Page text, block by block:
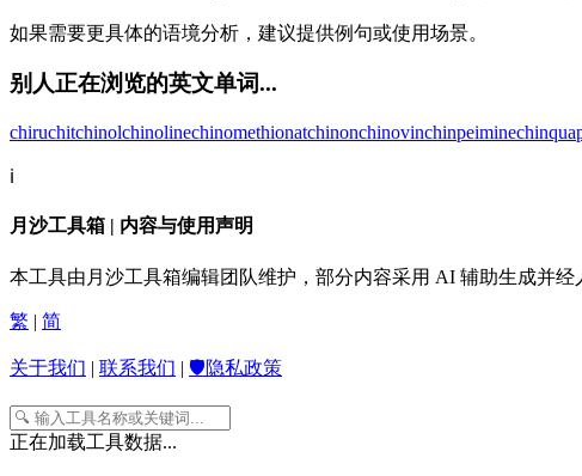
如果需要更具体的语境分析，建议提供例句或使用场景。
别人正在浏览的英文单词...
chiruchitchinolchinolinechinomethionatchinonchinovinchinpeimine
ℹ️
月沙工具箱 | 内容与使用声明
本工具由月沙工具箱编辑团队维护，部分内容采用 AI 辅助生成并
繁 | 简
关于我们 | 联系我们 | 🛡️隐私政策
正在加载工具数据...